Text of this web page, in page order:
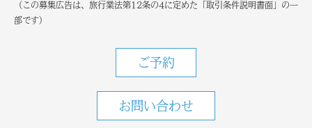
（この募集広告は、旅行業法第12条の4に定めた「取引条件説明書面」の一
部です）
ご予約
お問い合わせ